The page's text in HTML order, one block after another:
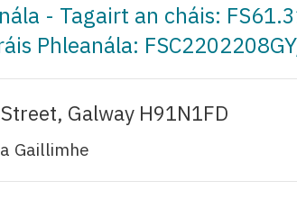
- Tagairt an cháis:
Phleanála:
Galway H91N1FD
Gaillimhe